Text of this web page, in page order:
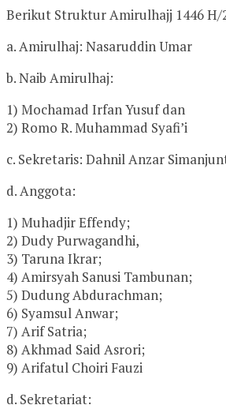
Berikut Struktur Amirulhajj 1446 H/
a. Amirulhaj: Nasaruddin Umar
b. Naib Amirulhaj:
1) Mochamad Irfan Yusuf dan
2) Romo R. Muhammad Syafi’i
c. Sekretaris: Dahnil Anzar
d. Anggota:
1) Muhadjir Effendy;
2) Dudy Purwagandhi,
3) Taruna Ikrar;
4) Amirsyah Sanusi Tambunan;
5) Dudung Abdurachman;
6) Syamsul Anwar;
7) Arif Satria;
8) Akhmad Said Asrori;
9) Arifatul Choiri Fauzi
d. Sekretariat: